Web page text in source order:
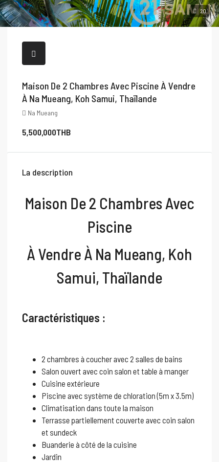
20
Maison De 2 Chambres Avec Piscine À Vendre
À Na Mueang, Koh Samui, Thaïlande
Na Mueang
5,500,000THB
La description
Maison De 2 Chambres Avec
Piscine
À Vendre À Na Mueang, Koh
Samui, Thaïlande
Caractéristiques :
2 chambres à coucher avec 2 salles de bains
Salon ouvert avec coin salon et table à manger
Cuisine extérieure
Piscine avec système de chloration (5m x 3.5m)
Climatisation dans toute la maison
Terrasse partiellement couverte avec coin salon
et sundeck
Buanderie à côté de la cuisine
Jardin